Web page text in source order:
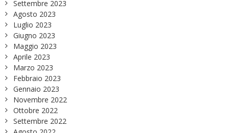
Settembre 2023
Agosto 2023
Luglio 2023
Giugno 2023
Maggio 2023
Aprile 2023
Marzo 2023
Febbraio 2023
Gennaio 2023
Novembre 2022
Ottobre 2022
Settembre 2022